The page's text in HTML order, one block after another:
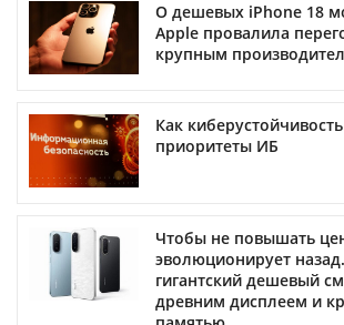
О дешевых iPhone 18
Apple провалила
крупным
Как
приоритеты ИБ
Чтобы не повышать
эволюционирует
гигантский дешевый
древним дисплеем и